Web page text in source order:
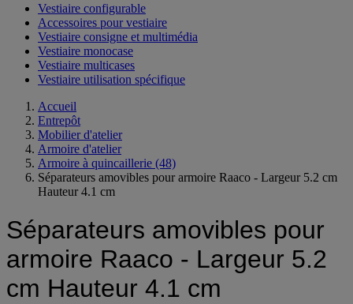
Vestiaire configurable
Accessoires pour vestiaire
Vestiaire consigne et multimédia
Vestiaire monocase
Vestiaire multicases
Vestiaire utilisation spécifique
Accueil
Entrepôt
Mobilier d'atelier
Armoire d'atelier
Armoire à quincaillerie (48)
Séparateurs amovibles pour armoire Raaco - Largeur 5.2 cm
Hauteur 4.1 cm
Séparateurs amovibles pour
armoire Raaco - Largeur 5.2
cm Hauteur 4.1 cm